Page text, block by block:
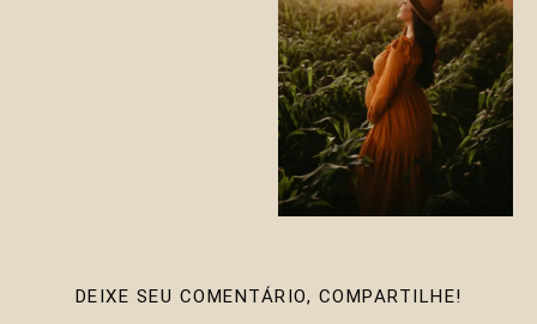
DEIXE SEU COMENTÁRIO, COMPARTILHE!